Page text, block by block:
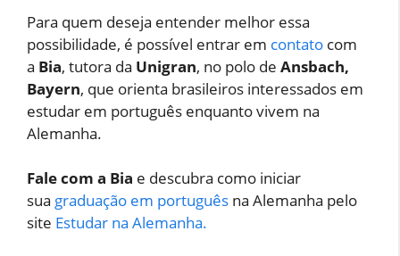
Para quem deseja entender melhor essa
possibilidade, é possível entrar em contato com
a Bia, tutora da Unigran, no polo de Ansbach,
Bayern, que orienta brasileiros interessados em
estudar em português enquanto vivem na
Alemanha.
Fale com a Bia e descubra como iniciar
sua graduação em português na Alemanha pelo
site Estudar na Alemanha.